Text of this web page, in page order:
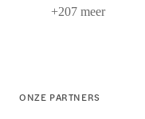
+207 meer
ONZE PARTNERS